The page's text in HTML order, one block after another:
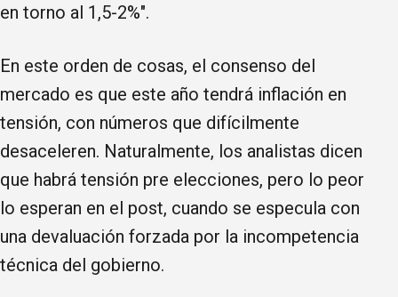
en torno al 1,5-2%".
En este orden de cosas, el consenso del
mercado es que este año tendrá inflación en
tensión, con números que difícilmente
desaceleren. Naturalmente, los analistas dicen
que habrá tensión pre elecciones, pero lo peor
lo esperan en el post, cuando se especula con
una devaluación forzada por la incompetencia
técnica del gobierno.